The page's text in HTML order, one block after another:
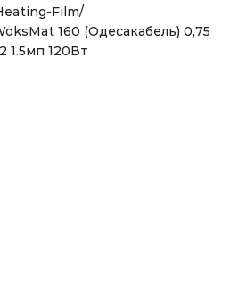
Film/
160 (Одесакабель) 0,75
1.5мп 120Вт